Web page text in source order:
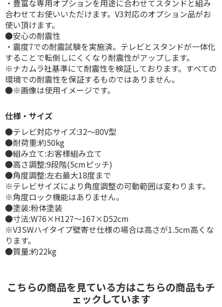
・豊富な専用オプションを用途に合わせてスタンドと組み
合わせてお使いいただけます。V3対応のオプション品がお
使い頂けます。
●安心の耐震性
・震度7での耐震試験を実施済。テレビとスタンドが一体化
することで転倒しにくくなり耐震性がアップします。
※ナカムラ社基準にて耐震性を検証しております。すべての
環境での耐震性を保証するものではありません。
●※画像は使用イメージです。
仕様・サイズ
●テレビ対応サイズ:32～80V型
●耐荷重:約50kg
●組み立て:お客様組み立て
●高さ調整:9段階(5cmピッチ)
●角度調整:左右最大18度まで
※テレビサイズにより角度調整の可動範囲は変わります。
※角度ロック機能はありません。
●塗装:粉体塗装
●寸法:W76×H127～167×D52cm
※V3SWハイタイプ壁寄せ仕様の場合は高さが1.5cm高くな
ります。
●質量:約22kg
こちらの商品を見ている方はこちらの商品もチ
ェックしています